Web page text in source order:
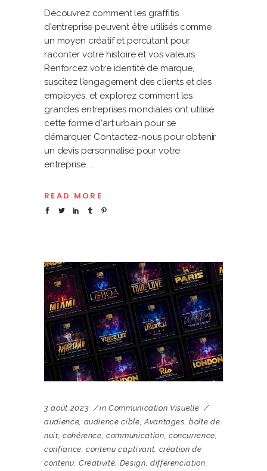
Découvrez comment les graffitis
d'entreprise peuvent être utilisés comme
un moyen créatif et percutant pour
raconter votre histoire et vos valeurs.
Renforcez votre identité de marque,
suscitez l'engagement des clients et des
employés, et explorez comment les
grandes entreprises mondiales ont utilisé
cette forme d'art urbain pour se
démarquer. Contactez-nous pour obtenir
un devis personnalisé pour votre
entreprise.
READ MORE
3 août 2023 in Communication Visuelle
audience audience cible Avantages ,boîte de
nuit cohérence ,communication concurrence
confiance ,contenu captivant création de
contenu Créativité Design différenciation